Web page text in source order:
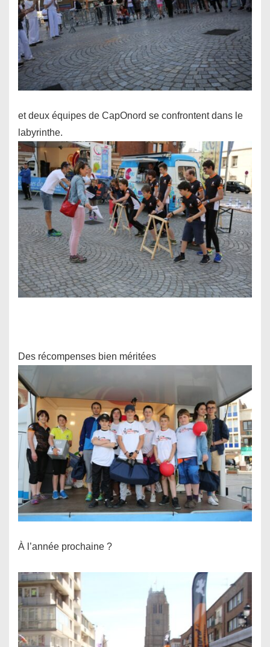
et deux équipes de CapOnord se confrontent dans le
labyrinthe.
Des récompenses bien méritées
À l’année prochaine ?